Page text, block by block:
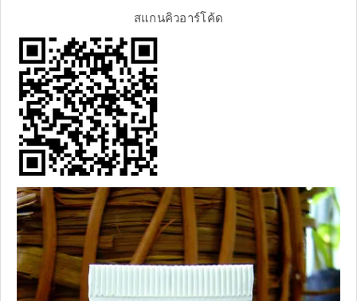
สแกนคิวอาร์โค้ด